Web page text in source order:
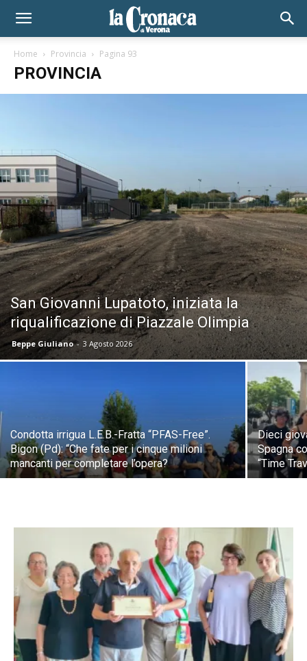
Home Provincia Pagina 93
PROVINCIA
San Giovanni Lupatoto, iniziata la
riqualificazione di Piazzale Olimpia
Beppe Giuliano - 3 Agosto 2026
Condotta irrigua L.E.B.-Fratta “PFAS-Free”.
Bigon (Pd): “Che fate per i cinque milioni
mancanti per completare l’opera?
Dieci
Spagna
“Time